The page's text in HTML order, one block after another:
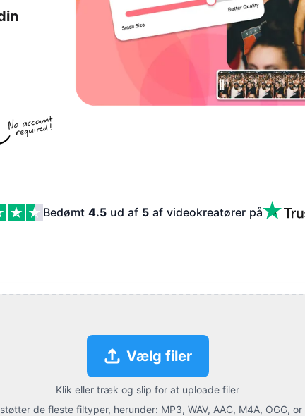
Bedømt 4.5 ud af 5 af videokreatører på
Vælg filer
Klik eller træk og slip for at uploade filer
de fleste filtyper, herunder: MP3, WAV, AAC, M4A, OGG,